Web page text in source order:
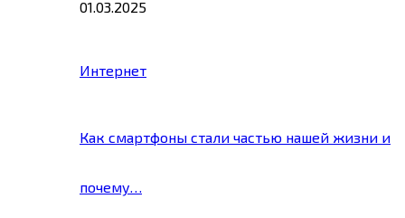
01.03.2025
Интернет
Как смартфоны стали частью нашей жизни и
почему…